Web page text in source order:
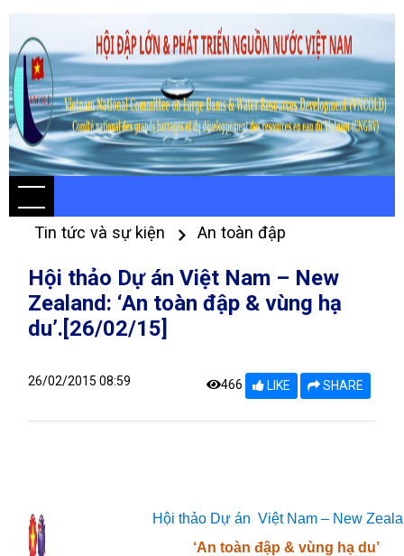
Tin tức và sự kiện An toàn đập
Hội thảo Dự án Việt Nam – New
Zealand: ‘An toàn đập & vùng hạ
du’.[26/02/15]
26/02/2015 08:59 466 LIKE SHARE
Hội thảo Dự án Việt Nam – New
‘An toàn đập & vùng hạ du’